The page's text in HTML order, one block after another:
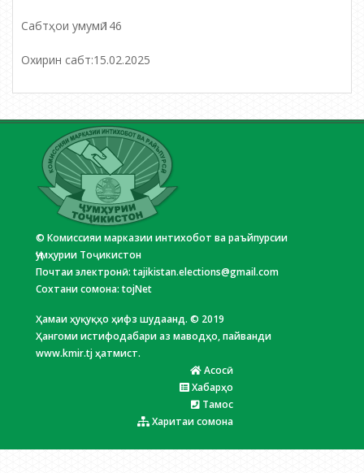
Сабтҳои умумӣ:146
Охирин сабт:15.02.2025
© Комиссияи марказии интихобот ва раъйпурсии
Ҷумҳурии Тоҷикистон
Почтаи электронӣ:tajikistan.elections@gmail.com
Сохтани сомона:tojNet
Ҳамаи ҳуқуқҳо ҳифз шудаанд. © 2019
Ҳангоми истифодабари аз маводҳо, пайванди
www.kmir.tj ҳатмист.
Асосӣ
Хабарҳо
Тамос
Харитаи сомона